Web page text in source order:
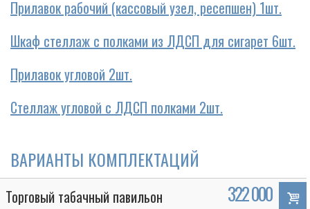
Прилавок рабочий (кассовый узел, ресепшен) 1шт.
Шкаф стеллаж с полками из ЛДСП для сигарет 6шт.
Прилавок угловой 2шт.
Стеллаж угловой с ЛДСП полками 2шт.
ВАРИАНТЫ КОМПЛЕКТАЦИЙ
Торговый табачный павильон 322 000